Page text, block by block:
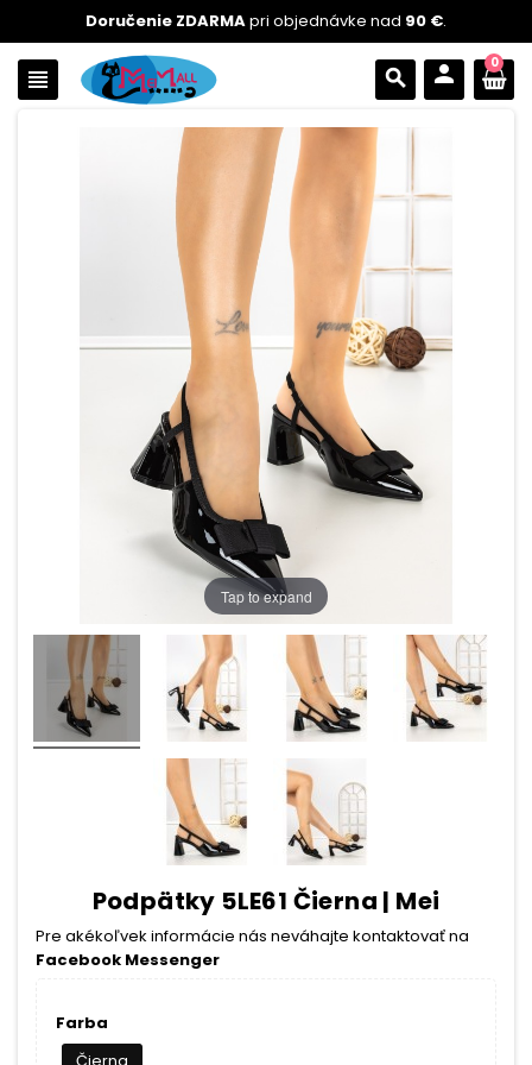
Doručenie ZDARMApri objednávke nad 90 €.
view_headline search person 0
Tap to expand
Podpätky 5LE61 Čierna | Mei
Pre akékoľvek informácie nás neváhajte kontaktovať na
Facebook Messenger
Farba